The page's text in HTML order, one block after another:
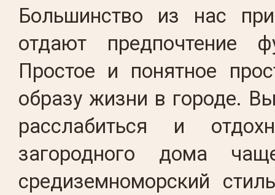
Большинство из нас
отдают предпочтение
Простое и понятное
образу жизни в городе.
расслабиться и
загородного дома
средиземноморский